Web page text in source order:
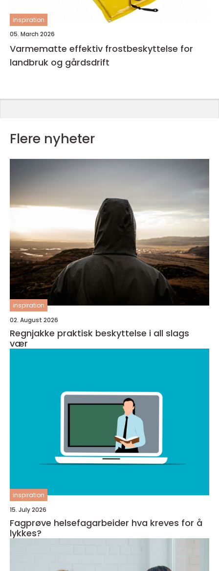
inspiration
05. March 2026
Varmematte effektiv frostbeskyttelse for
landbruk og gårdsdrift
Flere nyheter
inspiration
02. August 2026
Regnjakke praktisk beskyttelse i all slags
vær
inspiration
15. July 2026
Fagprøve helsefagarbeider hva kreves for å
lykkes?